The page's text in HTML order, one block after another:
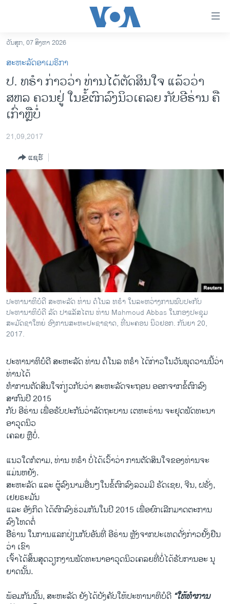
ເຂົ້າ
ຫາ
ຂ້າມ
ຂ້າມ
ໄປ
ຫາ
ຊອກ
ການເລືອກຕັ້ງ ປະທານາທີບໍດີ ສະຫະລັດ 2024
ອິດສະຫຼະພາບດ້ານການຂ່າວ
ຊີວິດຊາວລາວ
ຊຸມຊົນຊາວລາວ
ວິທະຍາສາດ-ເທັກໂນໂລຈີ
ທຸລະກິດ
ພາສາອັງກິດ
ວີດີໂອ
ສຽງ
ລາຍການກະຈາຍສຽງ
ພາສາຕ່າງໆ
ວັນສຸກ, 07 ສິງຫາ 2026
ສະຫະລັດອາເມຣິກາ
ປ. ທຣຳ ກ່າວວ່າ ທ່ານໄດ້ຕັດສິນໃຈ ແລ້ວວ່າ
ສຫລ ຄວນຢູ່ ໃນຂໍ້ຕົກລົງນິວເຄລຍ ກັບອີຣ່ານ ຄື
ເກົ່າຫຼືບໍ່
21,09,2017
ແຊຣ໌
ປະທານາທິບໍດີ ສະຫະລັດ ທ່ານ ດໍໂນລ ທຣຳ ໃນລະຫວ່າງການພົບປະກັບ
ປະທານາທິບໍດີ ລັດ ປາແລັສໄຕນ ທ່ານ Mahmoud Abbas ໃນກອງປະຊຸມ
ສະມັດຊາໃຫຍ່ ອົງການສະຫະປະຊາຊາດ, ທີ່ນະຄອນ ນິວຢອກ. ກັນຍາ 20,
2017.
ປະທານາທິບໍດີ ສະຫະລັດ ທ່ານ ດໍໂນລ ທຣຳ ໄດ້ກ່າວໃນວັນພຸດວານນີ້ວ່າ
ທ່ານໄດ້
ທຳການຕັດສິນໃຈກ່ຽວກັບວ່າ ສະຫະລັດຈະຖອນ ອອກຈາກຂໍ້ຕົກລົງ
ສາກົນປີ 2015
ກັບ ອີຣ່ານ ເພື່ອຮັບປະກັນວ່າລັດຖະບານ ເຕຫະຣ່ານ ຈະຢຸດພັດທະນາ
ອາວຸດນິວ
ເຄລຍ ຫຼືບໍ່.
ແນວໃດກໍຕາມ, ທ່ານ ທຣຳ ບໍ່ໄດ້ເວົ້າວ່າ ການຕັດສິນໃຈຂອງທ່ານຈະ
ແມ່ນຫຍັງ.
ສະຫະລັດ ແລະ ຜູ້ລົງນາມອື່ນໆໃນຂໍ້ຕົກລົງລວມມີ ຣັດເຊຍ, ຈີນ, ຝຣັ່ງ,
ເຢຍຣະມັນ
ແລະ ອັງກິດ ໄດ້ຕົກລົງຮ່ວມກັນໃນປີ 2015 ເພື່ອຍົກເລີກມາດຕະການ
ລົງໂທດຕໍ່
ອີີຣ່ານ ໃນການແລກປ່ຽນກັບອັນທີ່ ອີຣ່ານ ຫຼັງຈາກປະເທດດັ່ງກ່າວຢັ້ງຢືນ
ວ່າ ເຂົາ
ເຈົ້າໄດ້ສິ້ນສຸດວຽກງານພັດທະນາອາວຸດນິວເຄລຍທີ່ບໍ່ໄດ້ຮັບການອະ ນຸ
ຍາດນັ້ນ.
ພ້ອມກັນນັ້ນ, ສະຫະລັດ ຍັງໄດ້ບັງຄັບ​ໃຫ້ປະທານາທິບໍດີ “ໃຫ້ທຳການ